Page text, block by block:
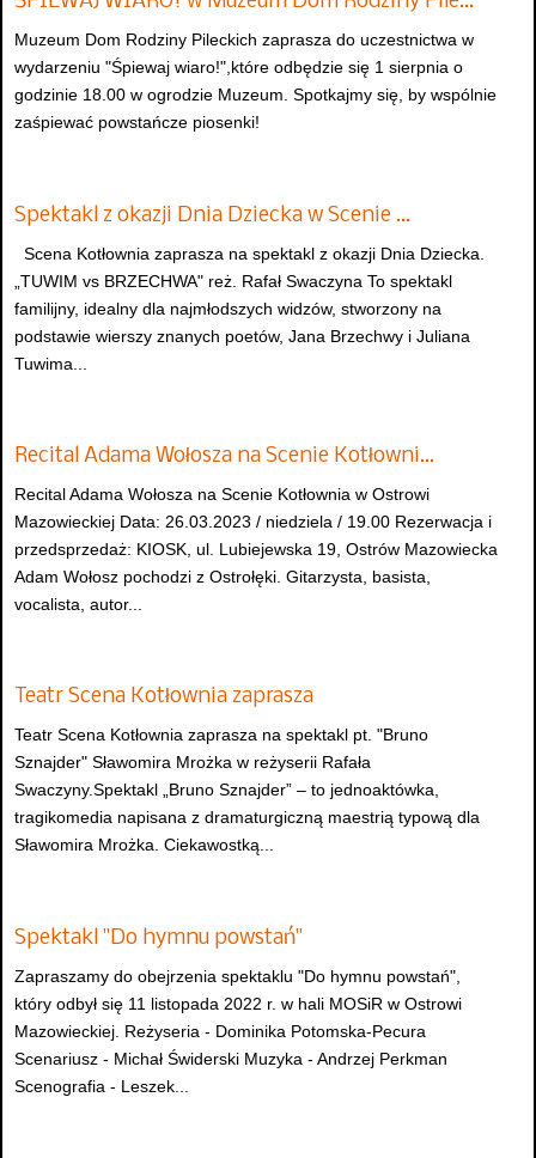
Muzeum Dom Rodziny Pileckich zaprasza do uczestnictwa w
wydarzeniu "Śpiewaj wiaro!",które odbędzie się 1 sierpnia o
godzinie 18.00 w ogrodzie Muzeum. Spotkajmy się, by wspólnie
zaśpiewać powstańcze piosenki!
Spektakl z okazji Dnia Dziecka w Scenie …
Scena Kotłownia zaprasza na spektakl z okazji Dnia Dziecka.
„TUWIM vs BRZECHWA" reż. Rafał Swaczyna To spektakl
familijny, idealny dla najmłodszych widzów, stworzony na
podstawie wierszy znanych poetów, Jana Brzechwy i Juliana
Tuwima...
Recital Adama Wołosza na Scenie Kotłowni…
Recital Adama Wołosza na Scenie Kotłownia w Ostrowi
Mazowieckiej Data: 26.03.2023 / niedziela / 19.00 Rezerwacja i
przedsprzedaż: KIOSK, ul. Lubiejewska 19, Ostrów Mazowiecka
Adam Wołosz pochodzi z Ostrołęki. Gitarzysta, basista,
vocalista, autor...
Teatr Scena Kotłownia zaprasza
Teatr Scena Kotłownia zaprasza na spektakl pt. "Bruno
Sznajder" Sławomira Mrożka w reżyserii Rafała
Swaczyny.Spektakl „Bruno Sznajder” – to jednoaktówka,
tragikomedia napisana z dramaturgiczną maestrią typową dla
Sławomira Mrożka. Ciekawostką...
Spektakl "Do hymnu powstań"
Zapraszamy do obejrzenia spektaklu "Do hymnu powstań",
który odbył się 11 listopada 2022 r. w hali MOSiR w Ostrowi
Mazowieckiej. Reżyseria - Dominika Potomska-Pecura
Scenariusz - Michał Świderski Muzyka - Andrzej Perkman
Scenografia - Leszek...